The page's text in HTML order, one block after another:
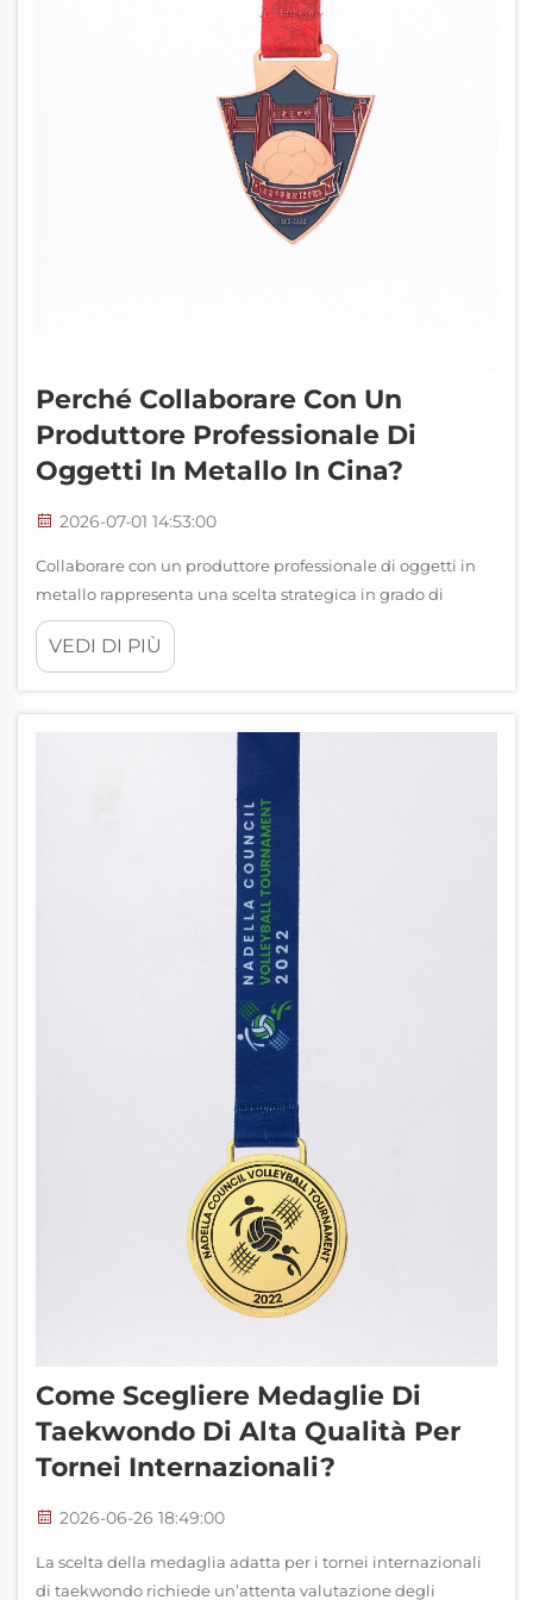
Perché Collaborare Con Un
Produttore Professionale Di
Oggetti In Metallo In Cina?
2026-07-01 14:53:00
Collaborare con un produttore professionale di oggetti in
metallo rappresenta una scelta strategica in grado di
influenzare in modo significativo i risultati della vostra
azienda, indipendentemente dal fatto che abbiate bisogno
VEDI DI PIÙ
Come Scegliere Medaglie Di
Taekwondo Di Alta Qualità Per
Tornei Internazionali?
2026-06-26 18:49:00
La scelta della medaglia adatta per i tornei internazionali
di taekwondo richiede un’attenta valutazione degli